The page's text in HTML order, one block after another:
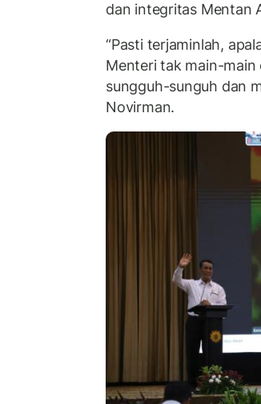
dan integritas Mentan
“Pasti terjaminlah,
Menteri tak main-main
sungguh-sunguh dan
Novirman.